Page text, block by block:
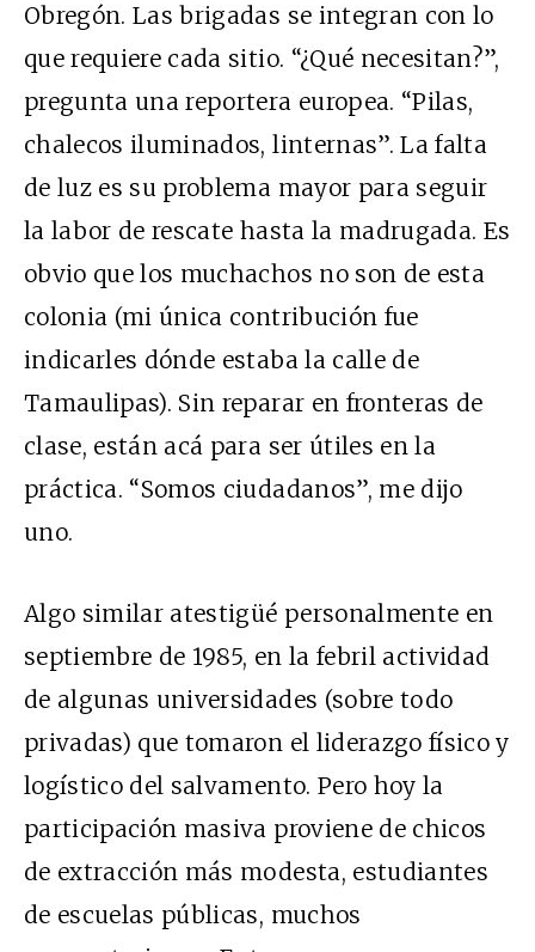
Obregón. Las brigadas se integran con lo
que requiere cada sitio. “¿Qué necesitan?”,
pregunta una reportera europea. “Pilas,
chalecos iluminados, linternas”. La falta
de luz es su problema mayor para seguir
la labor de rescate hasta la madrugada. Es
obvio que los muchachos no son de esta
colonia (mi única contribución fue
indicarles dónde estaba la calle de
Tamaulipas). Sin reparar en fronteras de
clase, están acá para ser útiles en la
práctica. “Somos ciudadanos”, me dijo
uno.
Algo similar atestigüé personalmente en
septiembre de 1985, en la febril actividad
de algunas universidades (sobre todo
privadas) que tomaron el liderazgo físico y
logístico del salvamento. Pero hoy la
participación masiva proviene de chicos
de extracción más modesta, estudiantes
de escuelas públicas, muchos